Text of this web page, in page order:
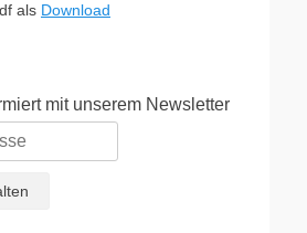
als Download
mit unserem Newsletter